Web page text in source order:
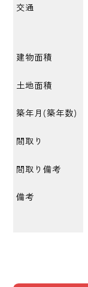
交通
建物面積
土地面積
築年月(築年数)
間取り
間取り備考
備考